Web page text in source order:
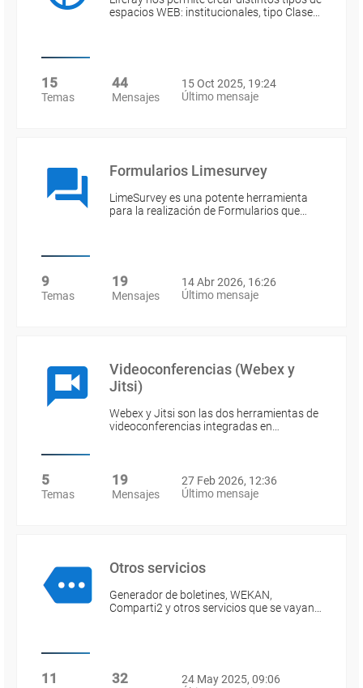
espacios WEB: institucionales, tipo Clase…
15
Temas
44
Mensajes
15 Oct 2025, 19:24
Último mensaje
Formularios Limesurvey
LimeSurvey es una potente herramienta
para la realización de Formularios que…
9
Temas
19
Mensajes
14 Abr 2026, 16:26
Último mensaje
Videoconferencias (Webex y
Jitsi)
Webex y Jitsi son las dos herramientas de
videoconferencias integradas en…
5
Temas
19
Mensajes
27 Feb 2026, 12:36
Último mensaje
Otros servicios
Generador de boletines, WEKAN,
Comparti2 y otros servicios que se vayan…
11 32
24 May 2025, 09:06